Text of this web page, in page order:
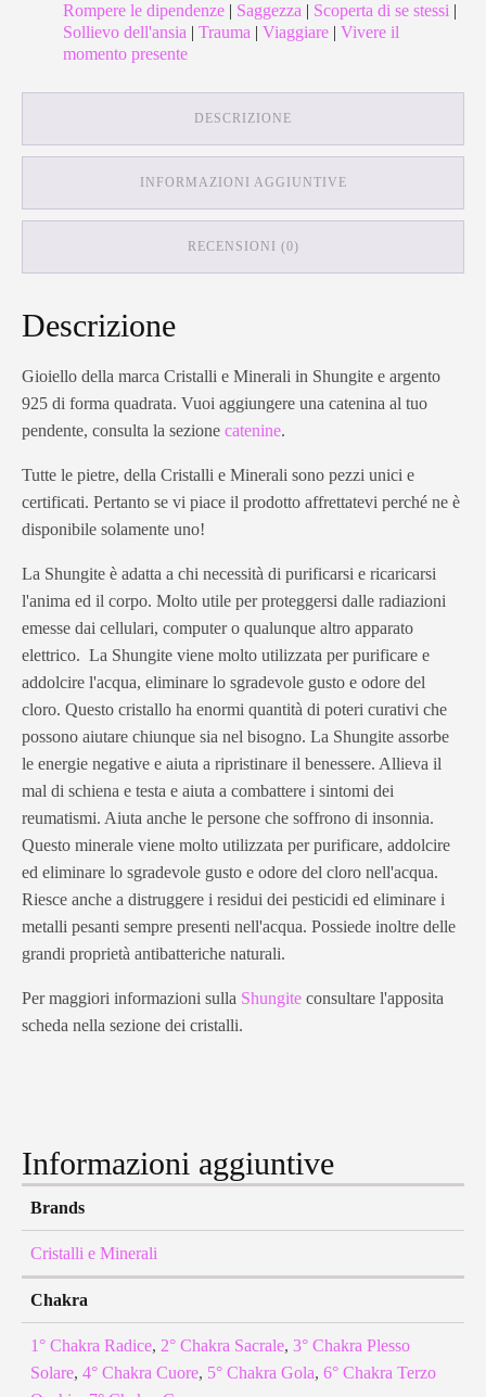
Rompere le dipendenze
Saggezza Scoperta di se stessi
Sollievo dell'ansia
Trauma Viaggiare
Vivere il
momento presente
DESCRIZIONE
INFORMAZIONI AGGIUNTIVE
RECENSIONI (0)
Descrizione
Gioiello della marca Cristalli e Minerali in Shungite e argento
925 di forma quadrata. Vuoi aggiungere una catenina al tuo
pendente, consulta la sezione catenine.
Tutte le pietre, della Cristalli e Minerali sono pezzi unici e
certificati. Pertanto se vi piace il prodotto affrettatevi perché ne è
disponibile solamente uno!
La Shungite è adatta a chi necessità di purificarsi e ricaricarsi
l'anima ed il corpo. Molto utile per proteggersi dalle radiazioni
emesse dai cellulari, computer o qualunque altro apparato
elettrico. La Shungite viene molto utilizzata per purificare e
addolcire l'acqua, eliminare lo sgradevole gusto e odore del
cloro. Questo cristallo ha enormi quantità di poteri curativi che
possono aiutare chiunque sia nel bisogno. La Shungite assorbe
le energie negative e aiuta a ripristinare il benessere. Allieva il
mal di schiena e testa e aiuta a combattere i sintomi dei
reumatismi. Aiuta anche le persone che soffrono di insonnia.
Questo minerale viene molto utilizzata per purificare, addolcire
ed eliminare lo sgradevole gusto e odore del cloro nell'acqua.
Riesce anche a distruggere i residui dei pesticidi ed eliminare i
metalli pesanti sempre presenti nell'acqua. Possiede inoltre delle
grandi proprietà antibatteriche naturali.
Per maggiori informazioni sulla Shungite consultare l'apposita
scheda nella sezione dei cristalli.
Informazioni aggiuntive
Brands
Cristalli e Minerali
Chakra
1° Chakra Radice, 2° Chakra Sacrale, 3° Chakra Plesso
Solare, 4° Chakra Cuore, 5° Chakra Gola, 6° Chakra Terzo